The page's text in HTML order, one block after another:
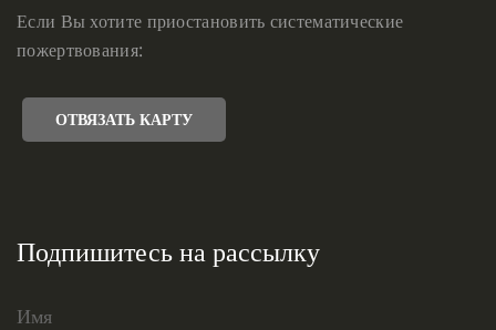
Если Вы хотите приостановить систематические
пожертвования:
ОТВЯЗАТЬ КАРТУ
Подпишитесь на рассылку
Имя